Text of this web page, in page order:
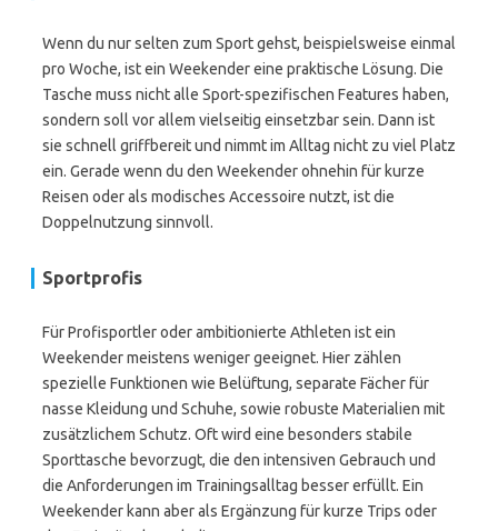
Wenn du nur selten zum Sport gehst, beispielsweise einmal
pro Woche, ist ein Weekender eine praktische Lösung. Die
Tasche muss nicht alle Sport-spezifischen Features haben,
sondern soll vor allem vielseitig einsetzbar sein. Dann ist
sie schnell griffbereit und nimmt im Alltag nicht zu viel Platz
ein. Gerade wenn du den Weekender ohnehin für kurze
Reisen oder als modisches Accessoire nutzt, ist die
Doppelnutzung sinnvoll.
Sportprofis
Für Profisportler oder ambitionierte Athleten ist ein
Weekender meistens weniger geeignet. Hier zählen
spezielle Funktionen wie Belüftung, separate Fächer für
nasse Kleidung und Schuhe, sowie robuste Materialien mit
zusätzlichem Schutz. Oft wird eine besonders stabile
Sporttasche bevorzugt, die den intensiven Gebrauch und
die Anforderungen im Trainingsalltag besser erfüllt. Ein
Weekender kann aber als Ergänzung für kurze Trips oder